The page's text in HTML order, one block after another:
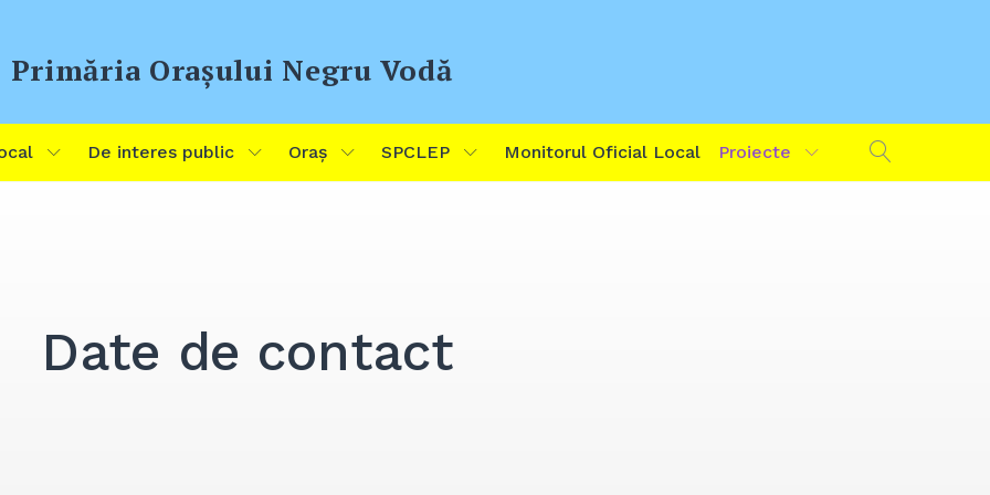
Primăria Oraşului Negru Vodă
De interes public Oraș SPCLEP Monitorul Oficial Local Proiecte
Date de contact